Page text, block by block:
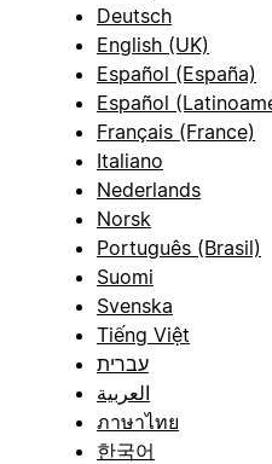
Deutsch
English (UK)
Español (España)
Español
Français (France)
Italiano
Nederlands
Norsk
Português (Brasil)
Suomi
Svenska
Tiếng Việt
עברית
العربية
ภาษาไทย
한국어